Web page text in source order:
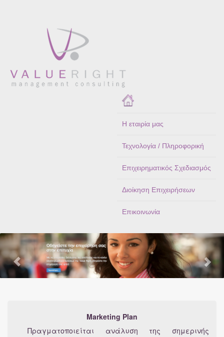
Η εταιρία μας
Τεχνολογία / Πληροφορική
Επιχειρηματικός Σχεδιασμός
Διοίκηση Επιχειρήσεων
Επικοινωνία
Marketing Plan
Πραγματοποιείται ανάλυση της σημερινής